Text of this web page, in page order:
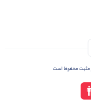
مثبت محفوظ است